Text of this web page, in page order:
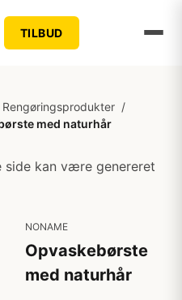
TILBUD
Rengøringsprodukter /
med naturhår
side kan være genereret
NONAME
Opvaskebørste
med naturhår